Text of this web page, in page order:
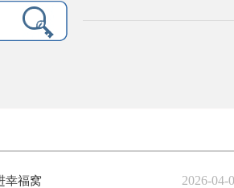
幸福窝 2026-04-